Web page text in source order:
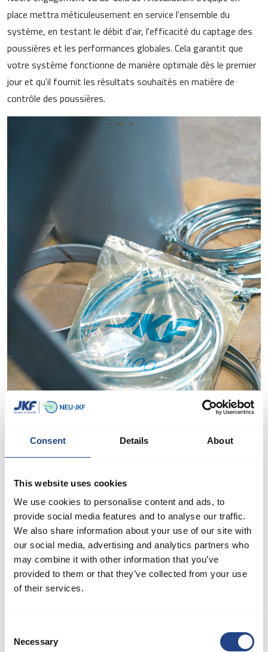
Consent Details About
This website uses cookies
We use cookies to personalise content and ads, to
provide social media features and to analyse our traffic.
We also share information about your use of our site with
our social media, advertising and analytics partners who
may combine it with other information that you’ve
provided to them or that they’ve collected from your use
of their services.
Selection
Necessary
place mettra méticuleusement en service l'ensemble du
système, en testant le débit d'air, l'efficacité du captage des
poussières et les performances globales. Cela garantit que
votre système fonctionne de manière optimale dès le premier
jour et qu'il fournit les résultats souhaités en matière de
contrôle des poussières.
Soutien et maintenance continus
Nous proposons des services complets d'assistance et de
maintenance. Ces services comprennent une maintenance
préventive programmée pour assurer le bon fonctionnement
du système, ainsi qu'un personnel d'assistance
immédiatement disponible pour résoudre tout problème